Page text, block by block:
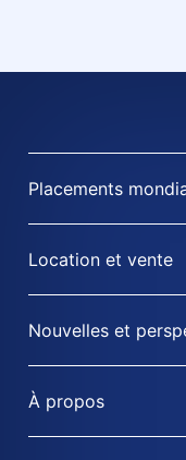
Placements
Location et vente
Nouvelles et
À propos